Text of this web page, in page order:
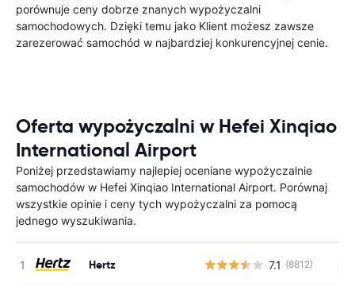
porównuje ceny dobrze znanych wypożyczalni
samochodowych. Dzięki temu jako Klient możesz zawsze
zarezerować samochód w najbardziej konkurencyjnej cenie.
Oferta wypożyczalni w Hefei Xinqiao
International Airport
Poniżej przedstawiamy najlepiej oceniane wypożyczalnie
samochodów w Hefei Xinqiao International Airport. Porównaj
wszystkie opinie i ceny tych wypożyczalni za pomocą
jednego wyszukiwania.
Hertz 7.1 (8812)